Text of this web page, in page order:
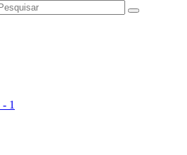
- 1